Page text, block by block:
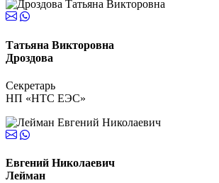
Татьяна Викторовна
Дроздова
Секретарь
НП «НТС ЕЭС»
Евгений Николаевич
Лейман